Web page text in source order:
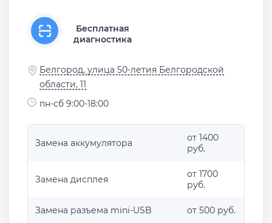
Бесплатная
диагностика
Белгород, улица 50-летия Белгородской
области, 11
пн-сб 9:00-18:00
Замена аккумулятора
от 1400
руб.
Замена дисплея
от 1700
руб.
Замена разъема mini-USB от 500 руб.